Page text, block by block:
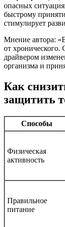
опасных
быстрому
стимулирует
Мнение автора:
от хронического.
драйвером
организма и
Как
защитить
Способы
Физическая
активность
Правильное
питание